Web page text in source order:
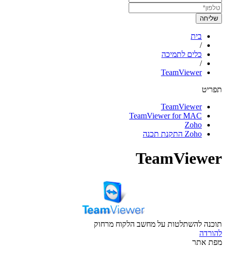
בית
/
כלים לתמיכה
/
TeamViewer
תפריט
TeamViewer
TeamViewer for MAC
Zoho
Zoho התקנת תכנה
TeamViewer
תוכנה להשתלטות על מחשב הלקוח מרחוק
להורדה
מפת אתר